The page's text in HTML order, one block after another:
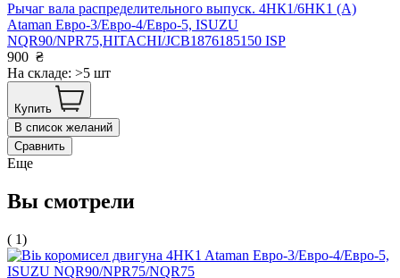
Рычаг вала распределительного выпуск. 4HК1/6HK1 (А)
Ataman Евро-3/Евро-4/Евро-5, ISUZU
NQR90/NPR75,HITACHI/JCB1876185150 ISP
900 ₴
На складе: >5 шт
Купить
В список желаний
Сравнить
Еще
Вы смотрели
( 1)